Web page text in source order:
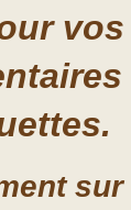
vos
sur